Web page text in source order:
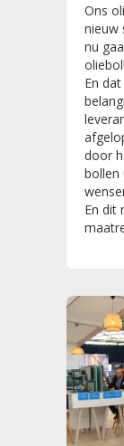
Ons
nieuw
nu
En
door
bollen
En dit